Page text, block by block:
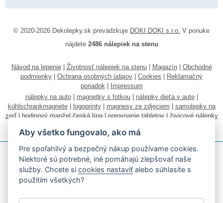
© 2020-2026 Dekolepky.sk prevádzkuje DOKI DOKI s.r.o. V ponuke
nájdete 2486 nálepiek na stenu
Návod na lepenie| Životnosť nálepiek na stenu| Magazín| Obchodné
podmienky
Ochrana osobných údajov Cookies
Reklamačný
poriadok|
Impressum
nálepky na auto| magnetky s fotkou| nálepky dieťa v aute|
kühlschrankmagnete| logoprinty| magnesy ze zdjęciem
samolepky na
zeď| hodinový manžel česká lípa| porovnanie tabletov| živicové nálepky
Aby všetko fungovalo, ako má
Pre spoľahlivý a bezpečný nákup používame cookies.
Niektoré sú potrebné, iné pomáhajú zlepšovať naše
služby. Chcete sicookies nastaviť alebo súhlasíte s
použitím všetkých?